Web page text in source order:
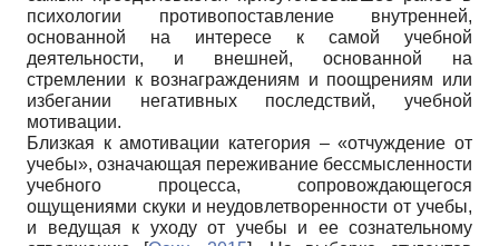
психологии противопоставление внутренней,
основанной на интересе к самой учебной
деятельности, и внешней, основанной на
стремлении к вознаграждениям и поощрениям или
избегании негативных последствий, учебной
мотивации.
Близкая к амотивации категория – «отчуждение от
учебы», означающая переживание бессмысленности
учебного процесса, сопровождающегося
ощущениями скуки и неудовлетворенности от учебы,
и ведущая к уходу от учебы и ее сознательному